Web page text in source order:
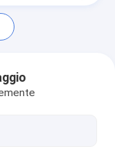
alta velocità